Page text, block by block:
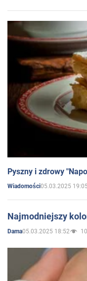
Pyszny i zdrowy
Wiadomości05.03.2025 19:05
Najmodniejszy
Dama05.03.2025 18:52 10